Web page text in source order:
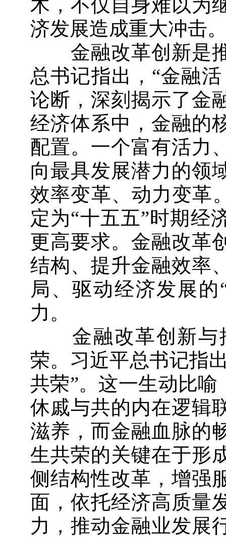
木，不仅自身难以为
济发展造成重大冲击
金融改革创新是推
总书记指出，“金融
论断，深刻揭示了金
经济体系中，金融的
配置。一个富有活力
向最具发展潜力的领
效率变革、动力变革
定为“十五五”时期经
更高要求。金融改革
结构、提升金融效率
局、驱动经济发展
力。
金融改革创新与
荣。习近平总书记指
共荣”。这一生动比
休戚与共的内在逻辑
滋养，而金融血脉的
生共荣的关键在于形
侧结构性改革，增强
面，依托经济高质量
力，推动金融业发展